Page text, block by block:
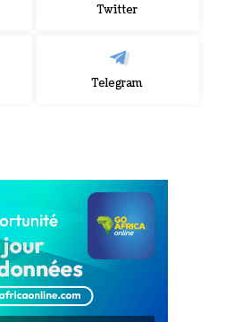
Twitter
Telegram